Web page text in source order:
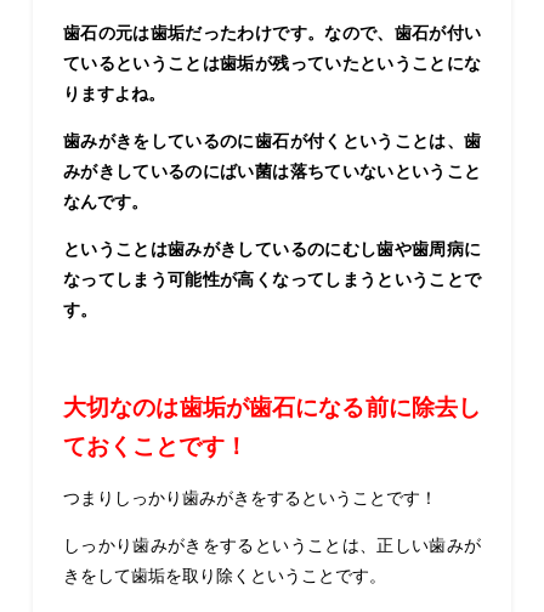
歯石の元は歯垢だったわけです。なので、歯石が付い
ているということは歯垢が残っていたということにな
りますよね。
歯みがきをしているのに歯石が付くということは、歯
みがきしているのにばい菌は落ちていないということ
なんです。
ということは歯みがきしているのにむし歯や歯周病に
なってしまう可能性が高くなってしまうということで
す。
大切なのは歯垢が歯石になる前に除去し
ておくことです！
つまりしっかり歯みがきをするということです！
しっかり歯みがきをするということは、正しい歯みが
きをして歯垢を取り除くということです。